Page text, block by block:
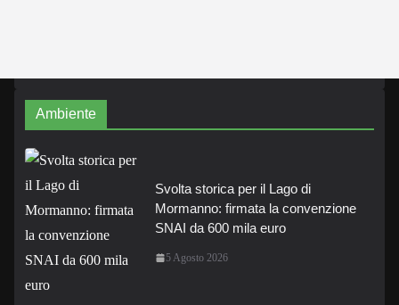
Ambiente
Svolta storica per il Lago di
Mormanno: firmata la convenzione
SNAI da 600 mila euro
5 Agosto 2026